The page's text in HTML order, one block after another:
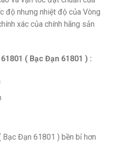
độ nhưng nhiệt độ của Vòng
xác của chính hãng sản
( Bạc Đạn 61801 ) :
Đạn 61801 ) bền bỉ hơn